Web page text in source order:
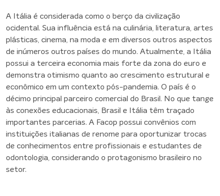
A Itália é considerada como o berço da civilização
ocidental. Sua influência está na culinária, literatura, artes
plásticas, cinema, na moda e em diversos outros aspectos
de inúmeros outros países do mundo. Atualmente, a Itália
possui a terceira economia mais forte da zona do euro e
demonstra otimismo quanto ao crescimento estrutural e
econômico em um contexto pós-pandemia. O país é o
décimo principal parceiro comercial do Brasil. No que tange
às conexões educacionais, Brasil e Itália têm traçado
importantes parcerias. A Facop possui convênios com
instituições italianas de renome para oportunizar trocas
de conhecimentos entre profissionais e estudantes de
odontologia, considerando o protagonismo brasileiro no
setor.